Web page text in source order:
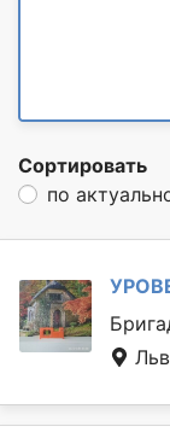
Сортировать
по